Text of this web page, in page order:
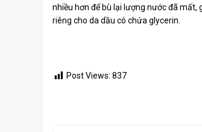
nhiều hơn để bù lại lượng nước đã mất,
riêng cho da dầu có chứa glycerin.
Post Views: 837